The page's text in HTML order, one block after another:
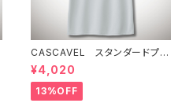
CASCAVEL スタンダードプラ
クティスシャツ シルバーグレー
¥4,020
13%OFF